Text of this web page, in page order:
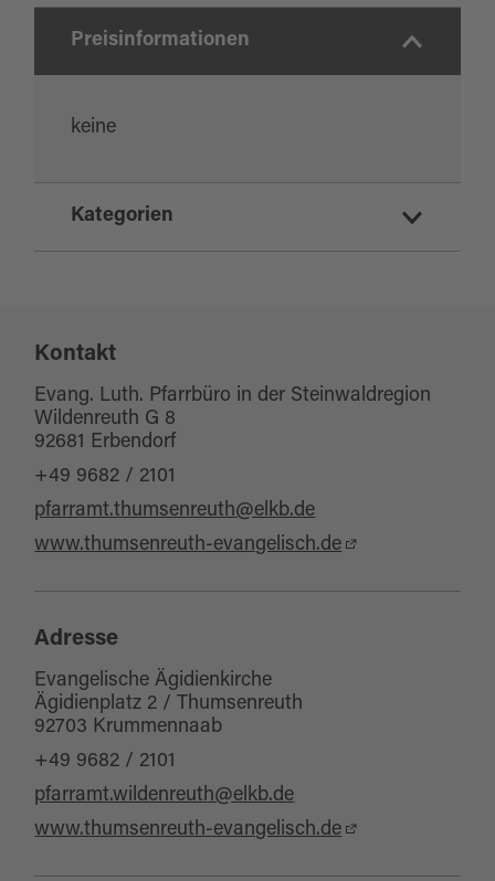
Preisinformationen
keine
Kategorien
Kontakt
Evang. Luth. Pfarrbüro in der Steinwaldregion
Wildenreuth G 8
92681 Erbendorf
+49 9682 / 2101
pfarramt.thumsenreuth@elkb.de
www.thumsenreuth-evangelisch.de
Adresse
Evangelische Ägidienkirche
Ägidienplatz 2 / Thumsenreuth
92703 Krummennaab
+49 9682 / 2101
pfarramt.wildenreuth@elkb.de
www.thumsenreuth-evangelisch.de